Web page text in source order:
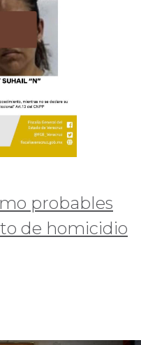
probables
de homicidio